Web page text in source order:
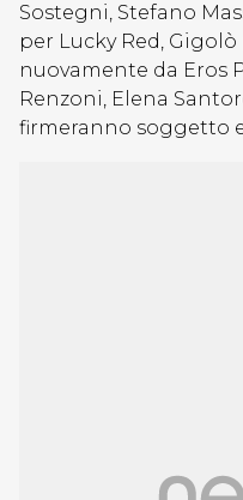
Sostegni, Stefano
per Lucky Red,
nuovamente da Eros
Renzoni, Elena
firmeranno soggetto